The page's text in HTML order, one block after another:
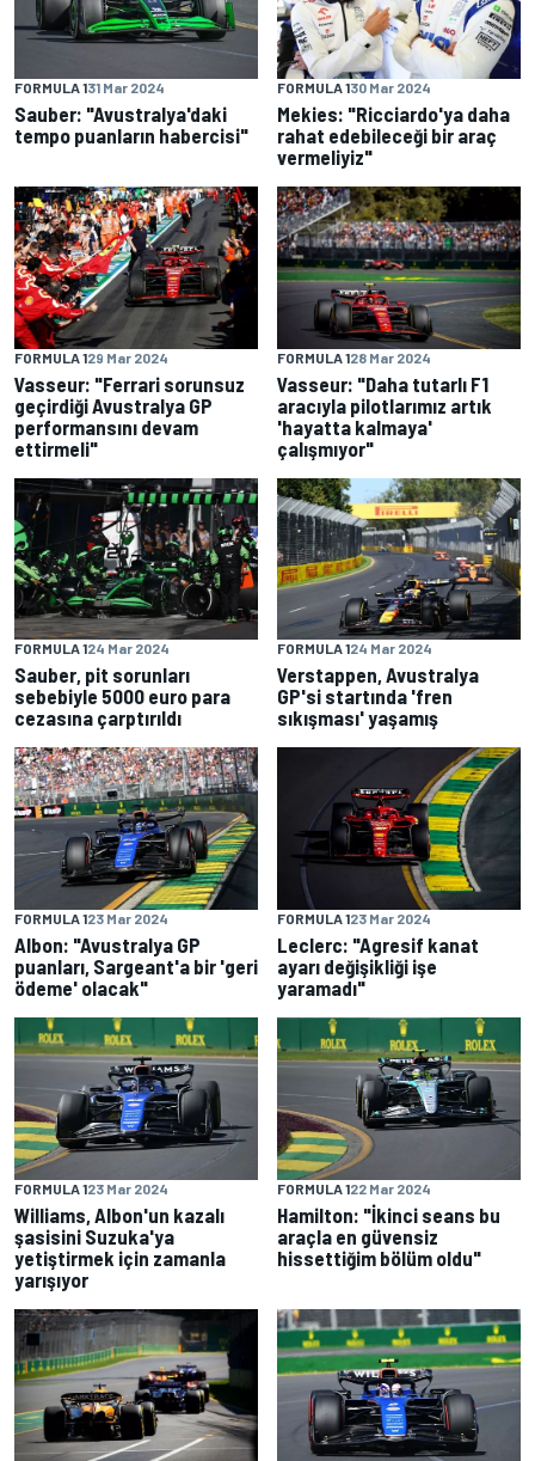
FORMULA 131 Mar 2024
Sauber: "Avustralya'daki
tempo puanların habercisi"
FORMULA 130 Mar 2024
Mekies: "Ricciardo'ya daha
rahat edebileceği bir araç
vermeliyiz"
FORMULA 129 Mar 2024
Vasseur: "Ferrari sorunsuz
geçirdiği Avustralya GP
performansını devam
ettirmeli"
FORMULA 128 Mar 2024
Vasseur: "Daha tutarlı F1
aracıyla pilotlarımız artık
'hayatta kalmaya'
çalışmıyor"
FORMULA 124 Mar 2024
Sauber, pit sorunları
sebebiyle 5000 euro para
cezasına çarptırıldı
FORMULA 124 Mar 2024
Verstappen, Avustralya
GP'si startında 'fren
sıkışması' yaşamış
FORMULA 123 Mar 2024
Albon: "Avustralya GP
puanları, Sargeant'a bir 'geri
ödeme' olacak"
FORMULA 123 Mar 2024
Leclerc: "Agresif kanat
ayarı değişikliği işe
yaramadı"
FORMULA 123 Mar 2024
Williams, Albon'un kazalı
şasisini Suzuka'ya
yetiştirmek için zamanla
yarışıyor
FORMULA 122 Mar 2024
Hamilton: "İkinci seans bu
araçla en güvensiz
hissettiğim bölüm oldu"